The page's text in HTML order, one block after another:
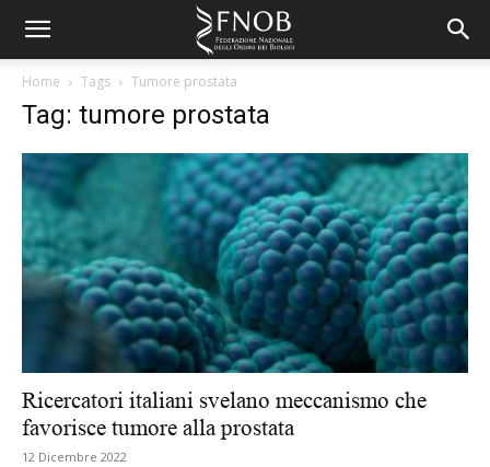
Home Tags Tumore prostata
Tag: tumore prostata
Ricercatori italiani svelano meccanismo che
favorisce tumore alla prostata
12 Dicembre 2022